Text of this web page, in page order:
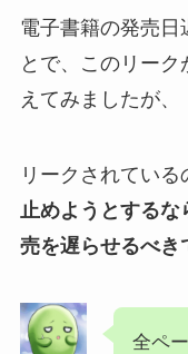
電子書籍の発売日
とで、このリー
えてみましたが、
リークされている
止めようとする
売を遅らせるべき
全ペ